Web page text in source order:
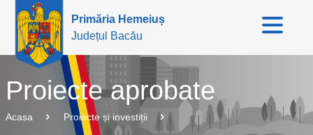
Primăria Hemeiuș
Județul Bacău
Proiecte aprobate
Acasa Proiecte și investiții